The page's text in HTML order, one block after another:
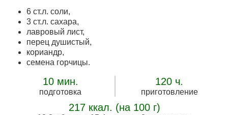
6 ст.л. соли,
3 ст.л. сахара,
лавровый лист,
перец душистый,
кориандр,
семена горчицы.
10 мин.
подготовка
120 ч.
приготовление
217 ккал. (на 100 г)